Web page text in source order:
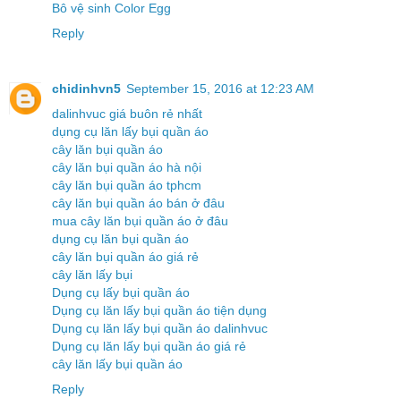
Bô vệ sinh Color Egg
Reply
chidinhvn5 September 15, 2016 at 12:23 AM
dalinhvuc giá buôn rẻ nhất
dụng cụ lăn lấy bụi quần áo
cây lăn bụi quần áo
cây lăn bụi quần áo hà nội
cây lăn bụi quần áo tphcm
cây lăn bụi quần áo bán ở đâu
mua cây lăn bụi quần áo ở đâu
dụng cụ lăn bụi quần áo
cây lăn bụi quần áo giá rẻ
cây lăn lấy bụi
Dụng cụ lấy bụi quần áo
Dụng cụ lăn lấy bụi quần áo tiện dụng
Dụng cụ lăn lấy bụi quần áo dalinhvuc
Dụng cụ lăn lấy bụi quần áo giá rẻ
cây lăn lấy bụi quần áo
Reply